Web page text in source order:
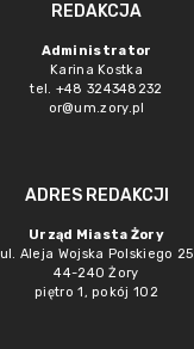
REDAKCJA
Administrator
Karina Kostka
tel. +48 324348232
or@um.zory.pl
ADRES REDAKCJI
Urząd Miasta Żory
ul. Aleja Wojska Polskiego 25
44-240 Żory
piętro 1, pokój 102